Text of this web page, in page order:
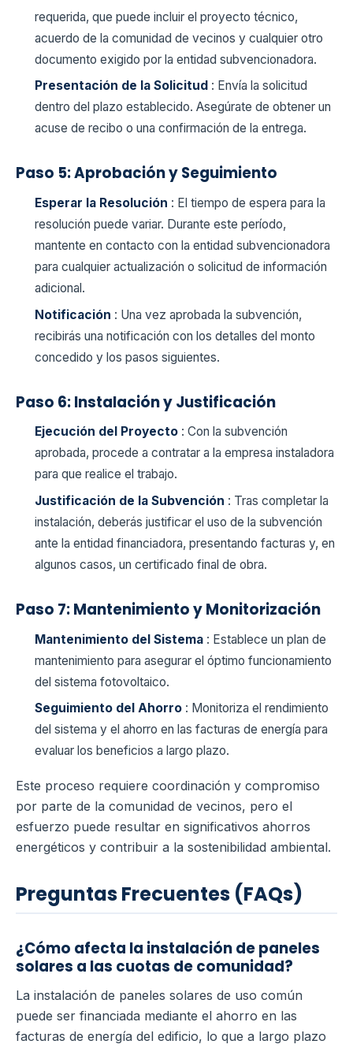
requerida, que puede incluir el proyecto técnico,
acuerdo de la comunidad de vecinos y cualquier otro
documento exigido por la entidad subvencionadora.
Presentación de la Solicitud : Envía la solicitud
dentro del plazo establecido. Asegúrate de obtener un
acuse de recibo o una confirmación de la entrega.
Paso 5: Aprobación y Seguimiento
Esperar la Resolución : El tiempo de espera para la
resolución puede variar. Durante este período,
mantente en contacto con la entidad subvencionadora
para cualquier actualización o solicitud de información
adicional.
Notificación : Una vez aprobada la subvención,
recibirás una notificación con los detalles del monto
concedido y los pasos siguientes.
Paso 6: Instalación y Justificación
Ejecución del Proyecto : Con la subvención
aprobada, procede a contratar a la empresa instaladora
para que realice el trabajo.
Justificación de la Subvención : Tras completar la
instalación, deberás justificar el uso de la subvención
ante la entidad financiadora, presentando facturas y, en
algunos casos, un certificado final de obra.
Paso 7: Mantenimiento y Monitorización
Mantenimiento del Sistema : Establece un plan de
mantenimiento para asegurar el óptimo funcionamiento
del sistema fotovoltaico.
Seguimiento del Ahorro : Monitoriza el rendimiento
del sistema y el ahorro en las facturas de energía para
evaluar los beneficios a largo plazo.
Este proceso requiere coordinación y compromiso
por parte de la comunidad de vecinos, pero el
esfuerzo puede resultar en significativos ahorros
energéticos y contribuir a la sostenibilidad ambiental.
Preguntas Frecuentes (FAQs)
¿Cómo afecta la instalación de paneles
solares a las cuotas de comunidad?
La instalación de paneles solares de uso común
puede ser financiada mediante el ahorro en las
facturas de energía del edificio, lo que a largo plazo